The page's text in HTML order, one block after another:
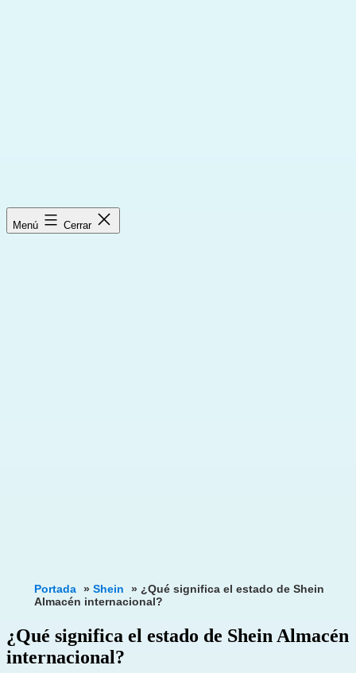
Menú Cerrar
Portada » Shein » ¿Qué significa el estado de Shein
Almacén internacional?
¿Qué significa el estado de Shein Almacén
internacional?